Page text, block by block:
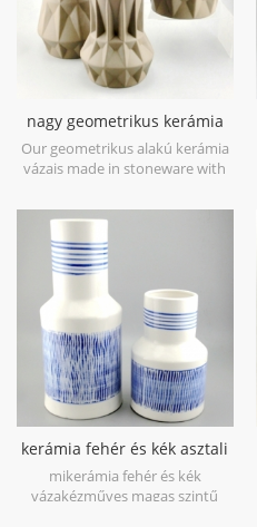
nagy geometrikus kerámia
váza barna 3 készlet
Our geometrikus alakú kerámia
vázais made in stoneware with
shapes,it is hand-crafted with
three sizes assorted,very nice fit
with your modern furniture.
kerámia fehér és kék asztali
váza kézfesték
mikerámia fehér és kék
vázakézműves magas szintű